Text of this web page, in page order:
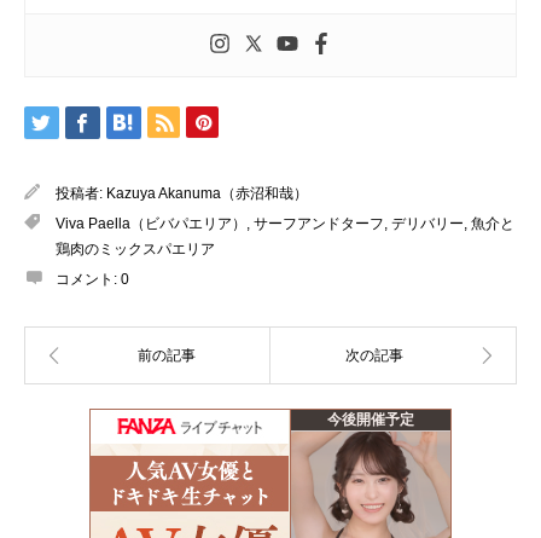
投稿者: Kazuya Akanuma（赤沼和哉）
Viva Paella（ビバパエリア） , サーフアンドターフ, デリバリー, 魚介と
鶏肉のミックスパエリア
コメント: 0